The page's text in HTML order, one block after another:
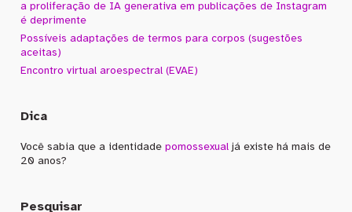
a proliferação de IA generativa em publicações de Instagram
é deprimente
Possíveis adaptações de termos para corpos (sugestões
aceitas)
Encontro virtual aroespectral (EVAE)
Dica
Você sabia que a identidadepomossexual já existe há mais de
20 anos?
Pesquisar